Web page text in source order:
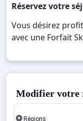
Hébergements
Bons plans
Sites CSE & Groupes
Réservez votre
Vous désirez
avec une Forfait
nos offres de
skier sans limite à
les yeux et
où vous pourrez
Modifier votre